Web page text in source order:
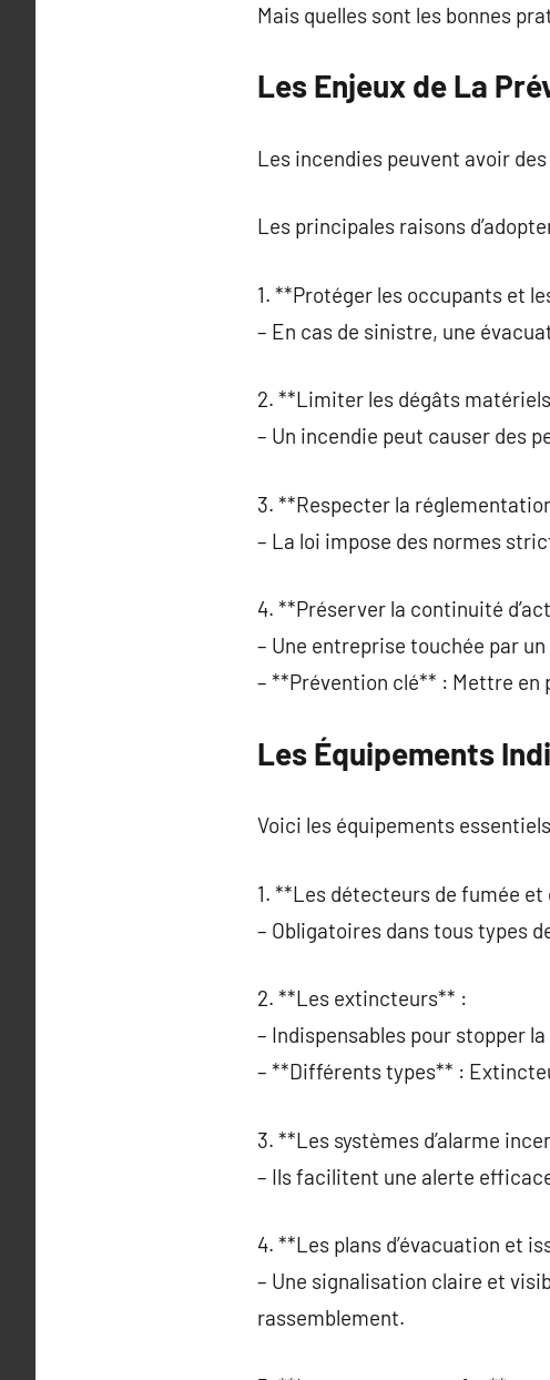
Mais quelles sont les bonnes
Les Enjeux de La
Les incendies peuvent avoir
Les principales raisons
1. **Protéger les occupants et
– En cas de sinistre, une
2. **Limiter les dégâts
– Un incendie peut causer des
3. **Respecter la
– La loi impose des normes
4. **Préserver la continuité
– Une entreprise touchée par
– **Prévention clé** : Mettre en
Les Équipements
Voici les équipements
1. **Les détecteurs de fumée et
– Obligatoires dans tous types
2. **Les extincteurs** :
– Indispensables pour stopper
– **Différents types** :
3. **Les systèmes d’alarme
– Ils facilitent une alerte
4. **Les plans d’évacuation et
– Une signalisation claire et
rassemblement.